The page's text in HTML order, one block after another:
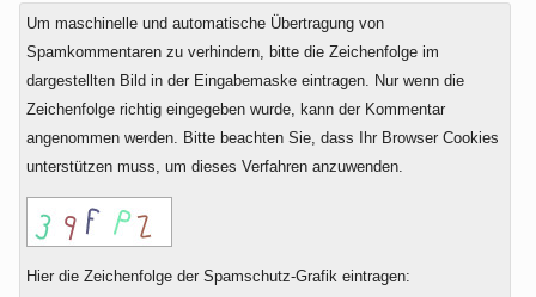
Um maschinelle und automatische Übertragung von
Spamkommentaren zu verhindern, bitte die Zeichenfolge im
dargestellten Bild in der Eingabemaske eintragen. Nur wenn die
Zeichenfolge richtig eingegeben wurde, kann der Kommentar
angenommen werden. Bitte beachten Sie, dass Ihr Browser Cookies
unterstützen muss, um dieses Verfahren anzuwenden.
Hier die Zeichenfolge der Spamschutz-Grafik eintragen: